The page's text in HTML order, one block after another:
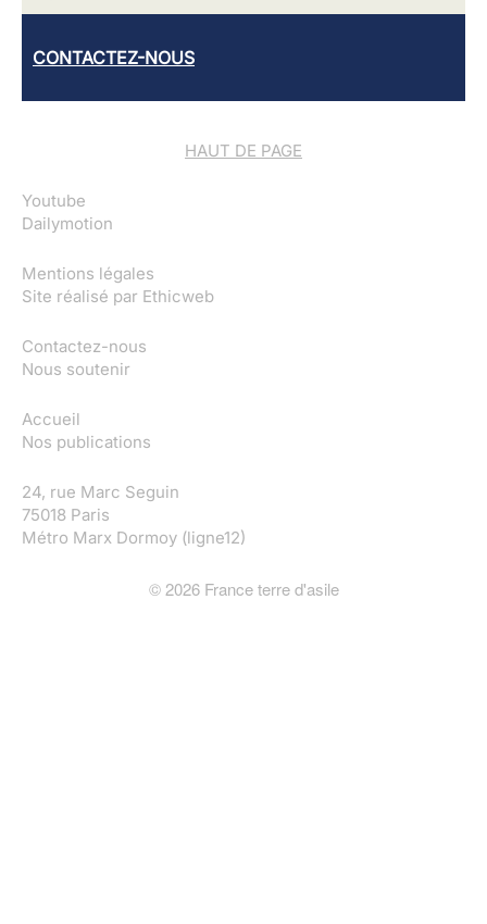
CONTACTEZ-NOUS
HAUT DE PAGE
Youtube
Dailymotion
Mentions légales
Site réalisé par Ethicweb
Contactez-nous
Nous soutenir
Accueil
Nos publications
24, rue Marc Seguin
75018 Paris
Métro Marx Dormoy (ligne12)
©2026France terre d'asile